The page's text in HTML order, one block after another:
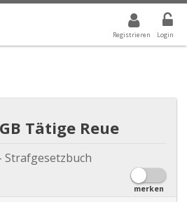
Registrieren Login
WERT IST ALLE
Tätige Reue
Strafgesetzbuch
merken